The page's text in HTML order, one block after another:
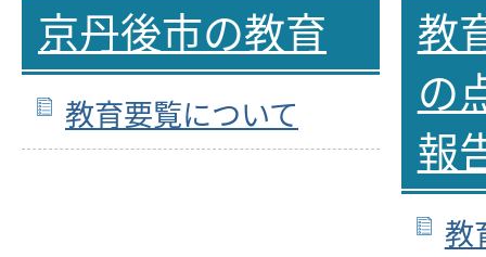
京丹後市の教育
教育要覧について
教
の
報
教